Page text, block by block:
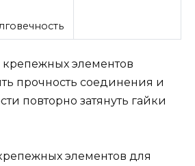
крепежных элементов
прочность соединения и
повторно затянуть гайки
элементов для